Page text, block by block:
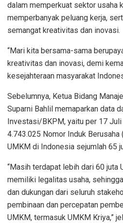
dalam memperkuat sektor usaha
memperbanyak peluang kerja,
semangat kreativitas dan inovasi.
“Mari kita bersama-sama
kreativitas dan inovasi, demi
kesejahteraan masyarakat
Sebelumnya, Ketua Bidang
Suparni Bahlil memaparkan data
Investasi/BKPM, yaitu per 17
4.743.025 Nomor Induk Berusaha
UMKM di Indonesia sejumlah 65
“Masih terdapat lebih dari 60 juta
memiliki legalitas usaha,
dan dukungan dari seluruh
pembinaan dan percepatan
UMKM, termasuk UMKM Kriya,”